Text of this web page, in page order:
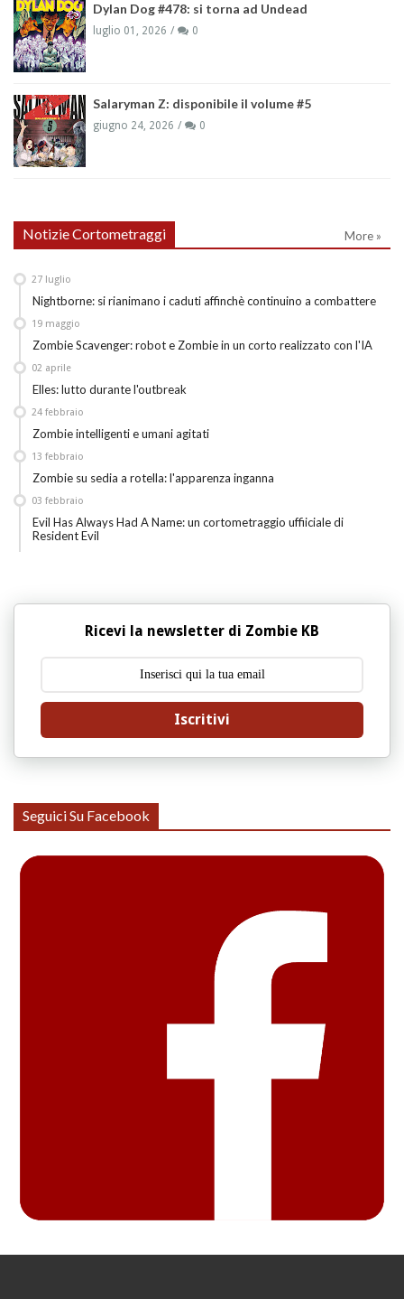
Dylan Dog #478: si torna ad Undead
luglio 01, 2026 0
Salaryman Z: disponibile il volume #5
giugno 24, 2026 0
Notizie Cortometraggi More »
Nightborne: si rianimano i caduti affinchè continuino a combattere
27 luglio
Zombie Scavenger: robot e Zombie in un corto realizzato con l'IA
19 maggio
Elles: lutto durante l'outbreak
02 aprile
Zombie intelligenti e umani agitati
24 febbraio
Zombie su sedia a rotella: l'apparenza inganna
13 febbraio
Evil Has Always Had A Name: un cortometraggio uffiiciale di
Resident Evil
03 febbraio
Ricevi la newsletter di Zombie KB
Iscritivi
Seguici Su Facebook